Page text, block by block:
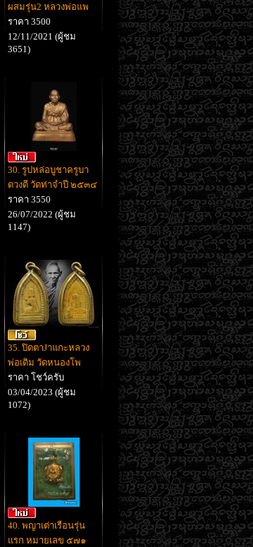
ผสมรุ่น2 หลวงพ่อแพ
ราคา 3500
12/11/2021 (ผู้ชม
3651)
30. รูปหล่อบูชาครูบา
ดวงดี วัดท่าจำปี ๒๕๓๔
ราคา 3550
26/07/2022 (ผู้ชม
1147)
35. ปิดตาJาแกะหลวง
พ่อเดิม วัดหนองโพ
ราคา โชว์ครับ
03/04/2023 (ผู้ชม
1072)
40. พญาเต่าเรือนรุ่น
แรก หมายเลข ๕๗๑